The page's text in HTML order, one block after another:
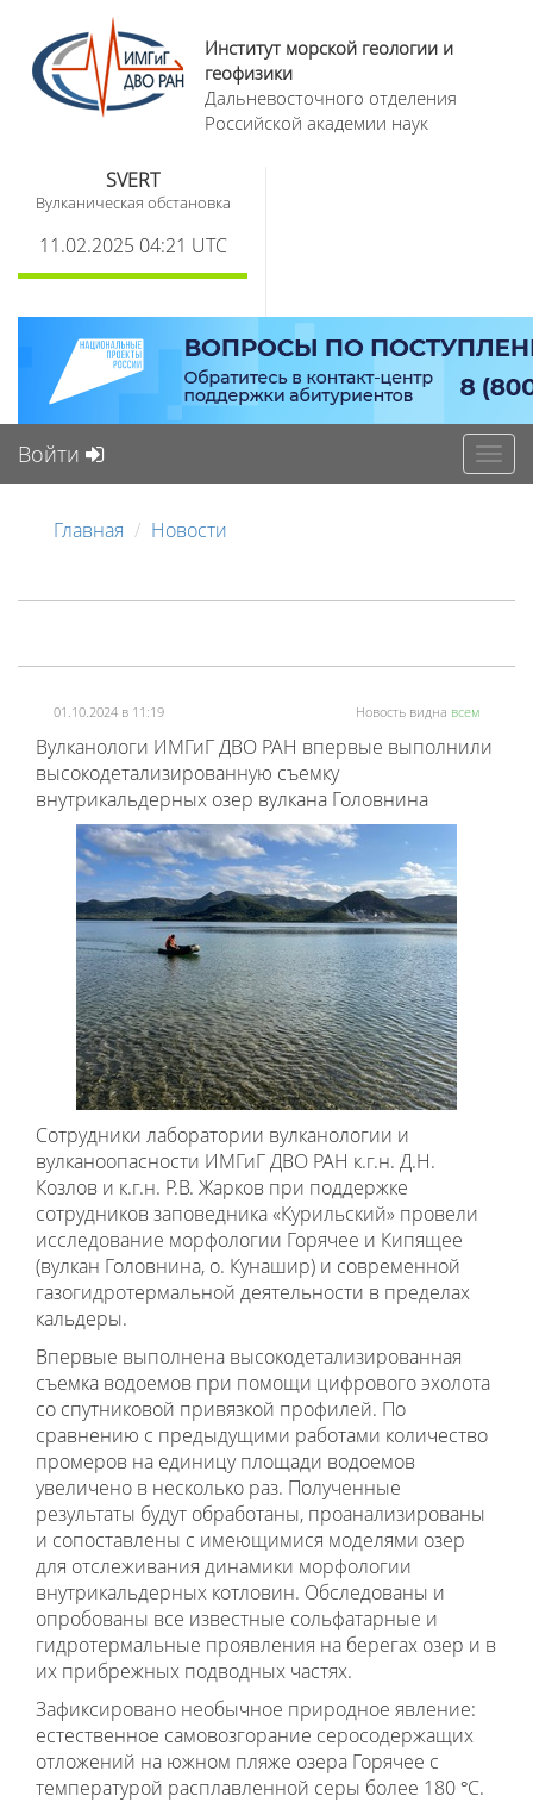
Институт морской геологии и
геофизики
Дальневосточного отделения
Российской академии наук
SVERT
Вулканическая обстановка
11.02.2025 04:21 UTC
Войти
Главная Новости
01.10.2024 в 11:19 Новость видна всем
Вулканологи ИМГиГ ДВО РАН впервые выполнили
высокодетализированную съемку
внутрикальдерных озер вулкана Головнина
Сотрудники лаборатории вулканологии и
вулканоопасности ИМГиГ ДВО РАН к.г.н. Д.Н.
Козлов и к.г.н. Р.В. Жарков при поддержке
сотрудников заповедника «Курильский» провели
исследование морфологии Горячее и Кипящее
(вулкан Головнина, о. Кунашир) и современной
газогидротермальной деятельности в пределах
кальдеры.
Впервые выполнена высокодетализированная
съемка водоемов при помощи цифрового эхолота
со спутниковой привязкой профилей. По
сравнению с предыдущими работами количество
промеров на единицу площади водоемов
увеличено в несколько раз. Полученные
результаты будут обработаны, проанализированы
и сопоставлены с имеющимися моделями озер
для отслеживания динамики морфологии
внутрикальдерных котловин. Обследованы и
опробованы все известные сольфатарные и
гидротермальные проявления на берегах озер и в
их прибрежных подводных частях.
Зафиксировано необычное природное явление:
естественное самовозгорание серосодержащих
отложений на южном пляже озера Горячее с
температурой расплавленной серы более 180 °С.